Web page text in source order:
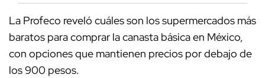
La Profeco reveló cuáles son los supermercados más
baratos para comprar la canasta básica en México,
con opciones que mantienen precios por debajo de
los 900 pesos.